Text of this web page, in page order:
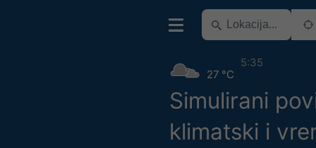
Simulirani
klimatski i
27 °C
5:35